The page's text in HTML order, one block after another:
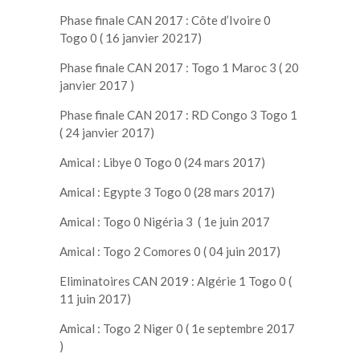
Phase finale CAN 2017 : Côte d’Ivoire 0
Togo 0 ( 16 janvier 20217)
Phase finale CAN 2017 : Togo 1 Maroc 3 ( 20
janvier 2017 )
Phase finale CAN 2017 : RD Congo 3 Togo 1
( 24 janvier 2017)
Amical : Libye 0 Togo 0 (24 mars 2017)
Amical : Egypte 3 Togo 0 (28 mars 2017)
Amical : Togo 0 Nigéria 3 ( 1e juin 2017
Amical : Togo 2 Comores 0 ( 04 juin 2017)
Eliminatoires CAN 2019 : Algérie 1 Togo 0 (
11 juin 2017)
Amical : Togo 2 Niger 0 ( 1e septembre 2017
)